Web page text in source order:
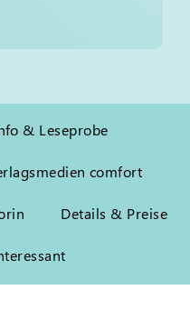
& Leseprobe
comfort
Details & Preise